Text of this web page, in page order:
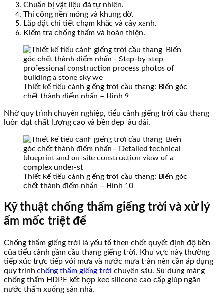
Chuẩn bị vật liệu đá tự nhiên.
Thi công nền móng và khung đỡ.
Lắp đặt chi tiết chạm khắc và cây xanh.
Kiểm tra chống thấm và hoàn thiện.
Thiết kế tiểu cảnh giếng trời cầu thang: Biến góc
chết thành điểm nhấn – Hình 9
Nhờ quy trình chuyên nghiệp, tiểu cảnh giếng trời cầu thang
luôn đạt chất lượng cao và bền đẹp lâu dài.
Thiết kế tiểu cảnh giếng trời cầu thang: Biến góc
chết thành điểm nhấn – Hình 10
Kỹ thuật chống thấm giếng trời và xử lý
ẩm mốc triệt để
Chống thấm giếng trời là yếu tố then chốt quyết định độ bền
của tiểu cảnh gầm cầu thang giếng trời. Khu vực này thường
tiếp xúc trực tiếp với mưa và nước mưa tràn nên cần áp dụng
quy trình chống thấm giếng trời chuyên sâu. Sử dụng màng
chống thấm HDPE kết hợp keo silicone cao cấp giúp ngăn
nước thấm xuống sàn nhà.